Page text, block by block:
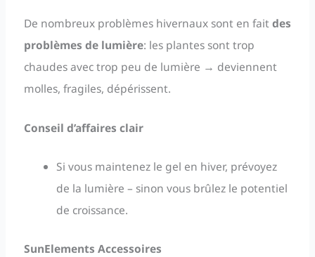
De nombreux problèmes hivernaux sont en faitdes
problèmes de lumière: les plantes sont trop
chaudes avec trop peu de lumière → deviennent
molles, fragiles, dépérissent.
Conseil d’affaires clair
Si vous maintenez le gel en hiver, prévoyez
de la lumière – sinon vous brûlez le potentiel
de croissance.
SunElements Accessoires